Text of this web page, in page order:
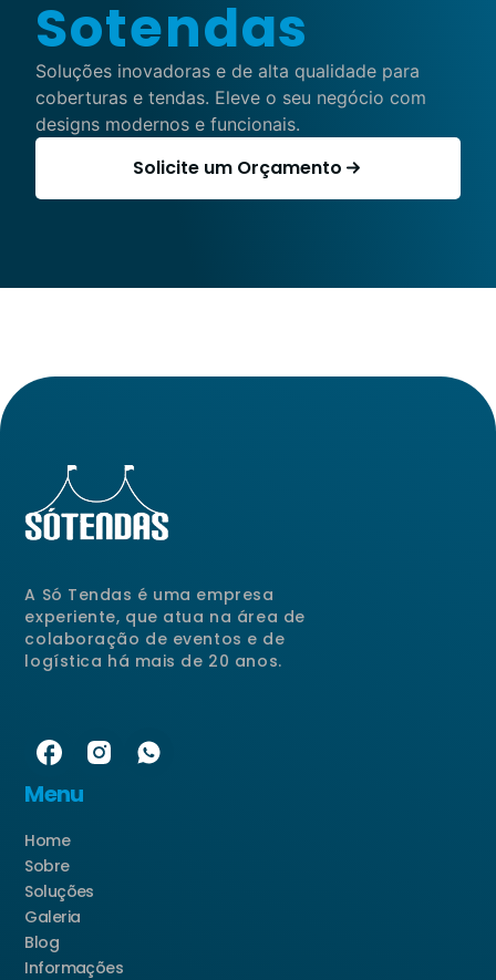
Sotendas
Soluções inovadoras e de alta qualidade para
coberturas e tendas. Eleve o seu negócio com
designs modernos e funcionais.
Solicite um Orçamento
A Só Tendas é uma empresa
experiente, que atua na área de
colaboração de eventos e de
logística há mais de 20 anos.
Menu
Home
Sobre
Soluções
Galeria
Blog
Informações